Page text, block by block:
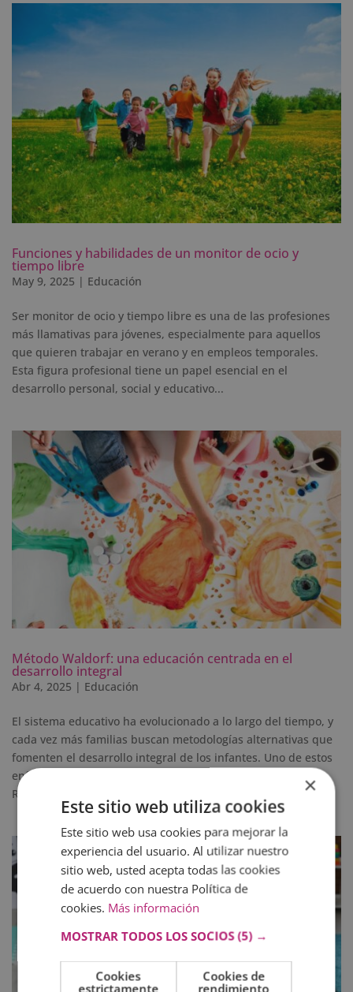
Funciones y habilidades de un monitor de ocio y
tiempo libre
May 9, 2025 | Educación
Ser monitor de ocio y tiempo libre es una de las profesiones
más llamativas para jóvenes, especialmente para aquellos
que quieren trabajar en verano y en empleos temporales.
Esta figura profesional tiene un papel esencial en el
desarrollo personal, social y educativo...
Método Waldorf: una educación centrada en el
desarrollo integral
Abr 4, 2025 | Educación
El sistema educativo ha evolucionado a lo largo del tiempo, y
cada vez más familias buscan metodologías alternativas que
fomenten el desarrollo integral de los infantes. Uno de estos
enfoques es el método Waldorf, basado en la filosofía de
Rudolf Steiner. Esta...
×
Este sitio web utiliza cookies
Este sitio web usa cookies para mejorar la
experiencia del usuario. Al utilizar nuestro
sitio web, usted acepta todas las cookies
de acuerdo con nuestra Política de
cookies. Más información
MOSTRAR TODOS LOS SOCIOS(5) →
Cookies
estrictamente
Cookies de
rendimiento